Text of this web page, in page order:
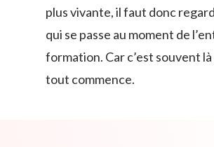
plus vivante, il faut donc
qui se passe au moment de
formation. Car c’est souvent
tout commence.